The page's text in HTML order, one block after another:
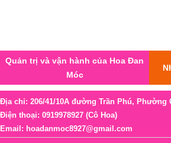
Quản trị và vận hành của Hoa Đan
Móc
Địa chỉ: 206/41/10A đường Trần Phú, Phường
Điện thoại: 0919978927 (Cô Hoa)
Email: hoadanmoc8927@gmail.com